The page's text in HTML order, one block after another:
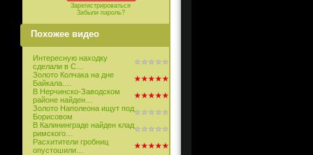
Зарегистрироваться
Забыли пароль?
Похожее видео
Интересную находку
сделали в С…
Золото Колчака на дне
Байкала.…
В Нерчинско-Заводском
районе найден…
Золото Наполеона ищут под
Борисовом
В Калининграде найден клад
римского…
Расхитители гробниц
опустошили…